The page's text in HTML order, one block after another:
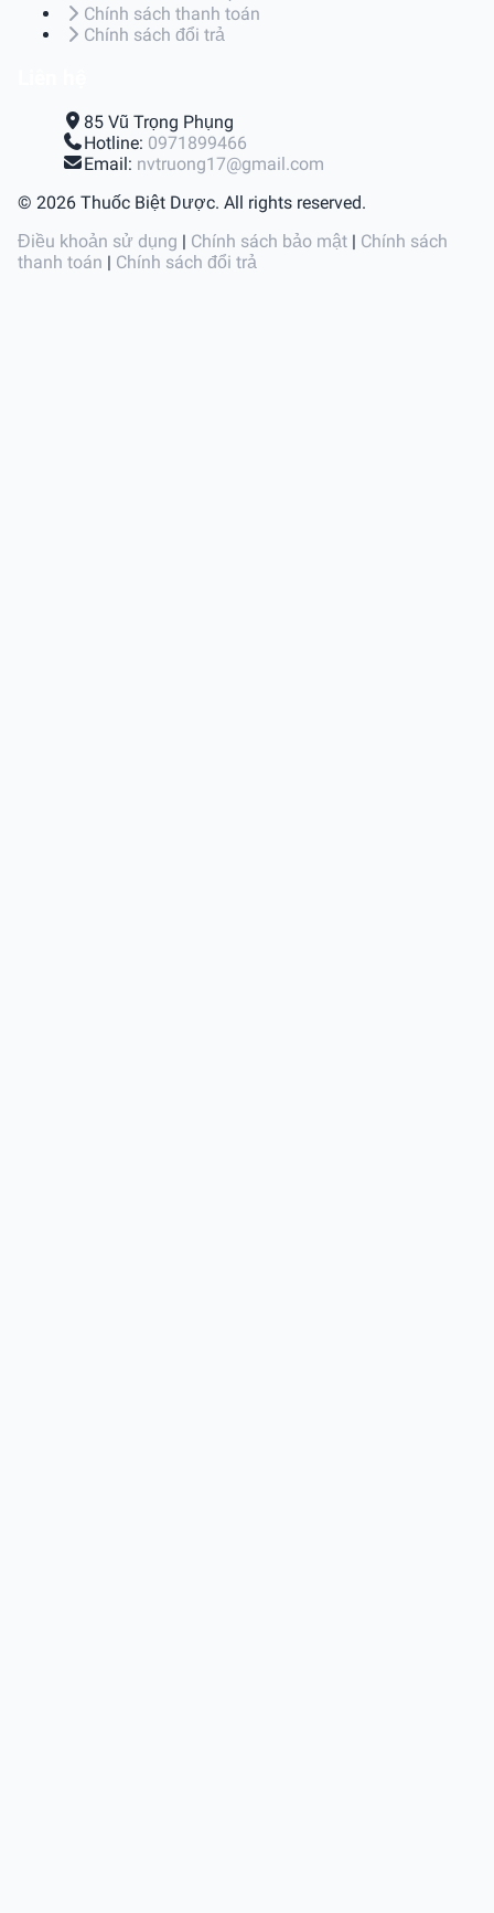
Chính sách thanh toán
Chính sách đổi trả
85 Vũ Trọng Phụng
Hotline: 0971899466
Email: nvtruong17@gmail.com
© 2026 Thuốc Biệt Dược. All rights reserved.
Điều khoản sử dụng | Chính sách bảo mật | Chính sách
thanh toán | Chính sách đổi trả